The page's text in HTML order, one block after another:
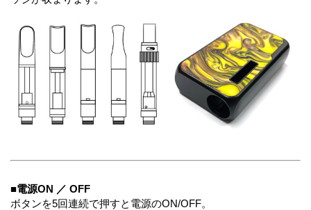
■電源ON ／ OFF
ボタンを5回連続で押すと電源のON/OFF。